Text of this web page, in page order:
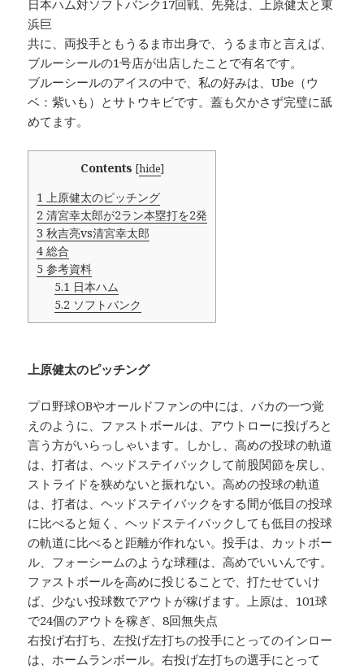
日本ハム対ソフトバンク17回戦、先発は、上原健太と東
浜巨
共に、両投手ともうるま市出身で、うるま市と言えば、
ブルーシールの1号店が出店したことで有名です。
ブルーシールのアイスの中で、私の好みは、Ube（ウ
ベ：紫いも）とサトウキビです。蓋も欠かさず完璧に舐
めてます。
Contents [hide]
1 上原健太のピッチング
2 清宮幸太郎が2ラン本塁打を2発
3 秋吉亮vs清宮幸太郎
4 総合
5 参考資料
5.1 日本ハム
5.2 ソフトバンク
上原健太のピッチング
プロ野球OBやオールドファンの中には、バカの一つ覚
えのように、ファストボールは、アウトローに投げろと
言う方がいらっしゃいます。しかし、高めの投球の軌道
は、打者は、ヘッドステイバックして前股関節を戻し、
ストライドを狭めないと振れない。高めの投球の軌道
は、打者は、ヘッドステイバックをする間が低目の投球
に比べると短く、ヘッドステイバックしても低目の投球
の軌道に比べると距離が作れない。投手は、カットボー
ル、フォーシームのような球種は、高めでいいんです。
ファストボールを高めに投じることで、打たせていけ
ば、少ない投球数でアウトが稼げます。上原は、101球
で24個のアウトを稼ぎ、8回無失点
右投げ右打ち、左投げ左打ちの投手にとってのインロー
は、ホームランボール。右投げ左打ちの選手にとって